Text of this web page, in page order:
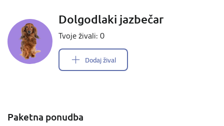
Dolgodlaki jazbečar
Tvoje živali: 0
Dodaj žival
Paketna ponudba